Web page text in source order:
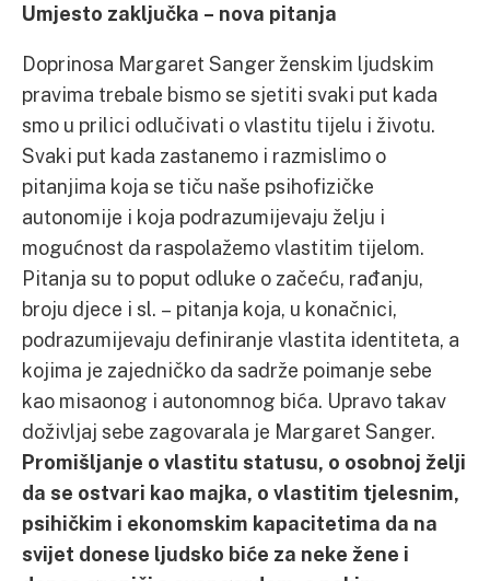
Umjesto zaključka – nova pitanja
Doprinosa Margaret Sanger ženskim ljudskim
pravima trebale bismo se sjetiti svaki put kada
smo u prilici odlučivati o vlastitu tijelu i životu.
Svaki put kada zastanemo i razmislimo o
pitanjima koja se tiču naše psihofizičke
autonomije i koja podrazumijevaju želju i
mogućnost da raspolažemo vlastitim tijelom.
Pitanja su to poput odluke o začeću, rađanju,
broju djece i sl. – pitanja koja, u konačnici,
podrazumijevaju definiranje vlastita identiteta, a
kojima je zajedničko da sadrže poimanje sebe
kao misaonog i autonomnog bića. Upravo takav
doživljaj sebe zagovarala je Margaret Sanger.
Promišljanje o vlastitu statusu, o osobnoj želji
da se ostvari kao majka, o vlastitim tjelesnim,
psihičkim i ekonomskim kapacitetima da na
svijet donese ljudsko biće za neke žene i